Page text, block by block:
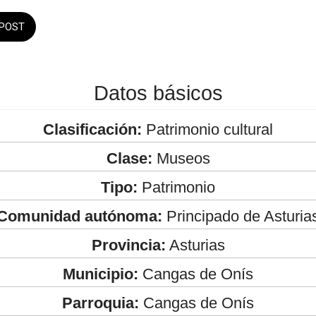
Datos básicos
Clasificación: Patrimonio cultural
Clase: Museos
Tipo: Patrimonio
autónoma: Principado de
Provincia: Asturias
Municipio: Cangas de Onís
Parroquia: Cangas de Onís